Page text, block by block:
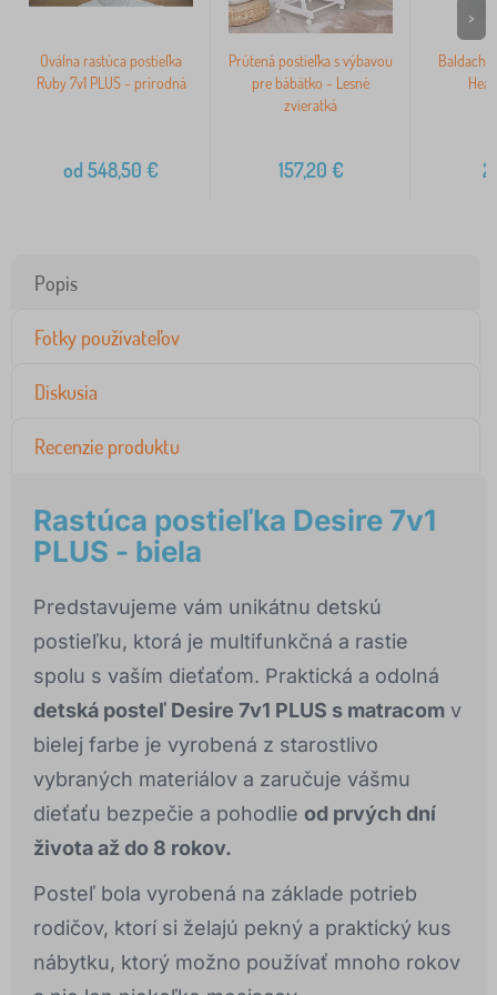
Oválna rastúca postieľka
Ruby 7v1 PLUS - prírodná
od 548,50 €
Prútená postieľka s výbavou
pre bábätko - Lesné
zvieratká
157,20 €
>
Popis
Fotky používateľov
Diskusia
Recenzie produktu
Rastúca postieľka Desire 7v1
PLUS - biela
Predstavujeme vám unikátnu detskú
postieľku, ktorá je multifunkčná a rastie
spolu s vaším dieťaťom. Praktická a odolná
detská posteľ Desire 7v1 PLUS s matracom v
bielej farbe je vyrobená z starostlivo
vybraných materiálov a zaručuje vášmu
dieťaťu bezpečie a pohodlie od prvých dní
života až do 8 rokov.
Posteľ bola vyrobená na základe potrieb
rodičov, ktorí si želajú pekný a praktický kus
nábytku, ktorý možno používať mnoho rokov